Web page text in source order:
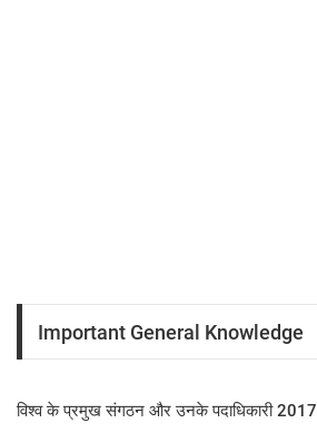
Important General Knowledge
विश्व के प्रमुख संगठन और उनके पदाधिकारी 2017